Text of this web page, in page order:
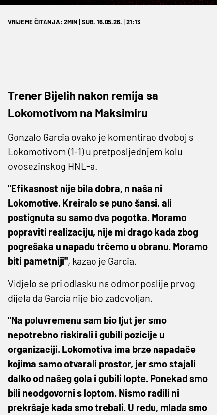
VRIJEME ČITANJA: 2MIN | SUB. 16.05.26. | 21:13
Trener Bijelih nakon remija sa
Lokomotivom na Maksimiru
Gonzalo Garcia ovako je komentirao dvoboj s
Lokomotivom (1-1) u pretposljednjem kolu
ovosezinskog HNL-a.
"Efikasnost nije bila dobra, n naša ni
Lokomotive. Kreiralo se puno šansi, ali
postignuta su samo dva pogotka. Moramo
popraviti realizaciju, nije mi drago kada zbog
pogrešaka u napadu trčemo u obranu. Moramo
biti pametniji", kazao je Garcia.
Vidjelo se pri odlasku na odmor poslije prvog
dijela da Garcia nije bio zadovoljan.
"Na poluvremenu sam bio ljut jer smo
nepotrebno riskirali i gubili pozicije u
organizaciji. Lokomotiva ima brze napadače
kojima samo otvarali prostor, jer smo stajali
dalko od našeg gola i gubili lopte. Ponekad smo
bili neodgovorni s loptom. Nismo radili ni
prekršaje kada smo trebali. U redu, mlada smo